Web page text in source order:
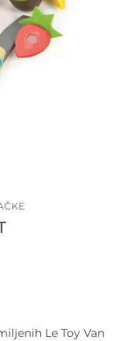
Le Toy Van